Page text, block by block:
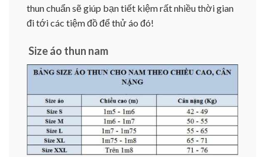
thun chuẩn sẽ giúp bạn tiết kiệm rất nhiều thời gian
đi tới các tiệm đồ để thử áo đó!
Size áo thun nam